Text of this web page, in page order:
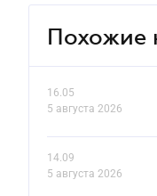
Похожие
16.05
5 августа 2026
14.09
5 августа 2026